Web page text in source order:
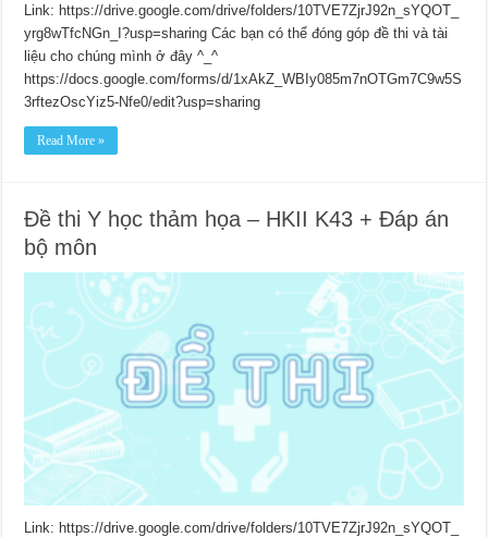
Link: https://drive.google.com/drive/folders/10TVE7ZjrJ92n_sYQOT_
yrg8wTfcNGn_I?usp=sharing Các bạn có thể đóng góp đề thi và tài
liệu cho chúng mình ở đây ^_^
https://docs.google.com/forms/d/1xAkZ_WBIy085m7nOTGm7C9w5S
3rftezOscYiz5-Nfe0/edit?usp=sharing
Read More »
Đề thi Y học thảm họa – HKII K43 + Đáp án
bộ môn
Link: https://drive.google.com/drive/folders/10TVE7ZjrJ92n_sYQOT_